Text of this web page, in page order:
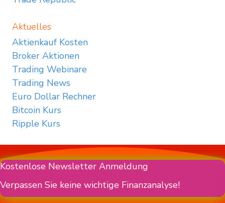
Aktuelles
Aktienkauf Kosten
Broker Aktionen
Trading Webinare
Trading News
Euro Dollar Rechner
Bitcoin Kurs
Ripple Kurs
Kostenlose Newsletter Anmeldung
Verpassen Sie keine wichtige Finanzanalyse!